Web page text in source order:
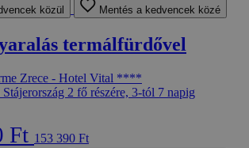
közül Mentés a kedvencek közé
termálfürdővel
Zrece - Hotel Vital ****
2 fő részére, 3-tól 7 napig
Ft 153 390 Ft